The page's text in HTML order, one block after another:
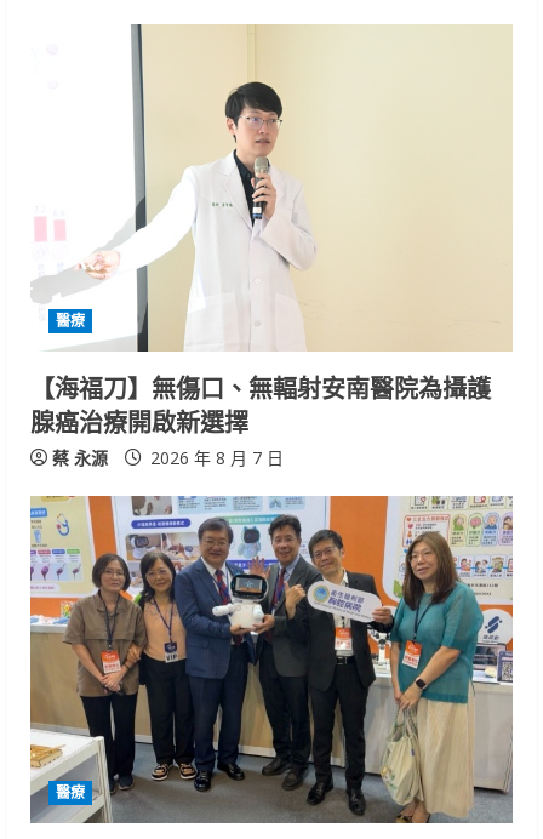
醫療
【海福刀】無傷口、無輻射安南醫院為攝護
腺癌治療開啟新選擇
蔡 永源 2026 年 8 月 7 日
醫療